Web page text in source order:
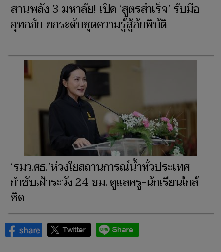
สานพลัง 3 มหาลัย! เปิด ‘สูตรสำเร็จ’ รับมือ
อุทกภัย-ยกระดับชุดความรู้สู้ภัยพิบัติ
‘รมว.ศธ.’ห่วงใยสถานการณ์น้ำทั่วประเทศ
กำชับเฝ้าระวัง 24 ชม. ดูแลครู-นักเรียนใกล้
ชิด